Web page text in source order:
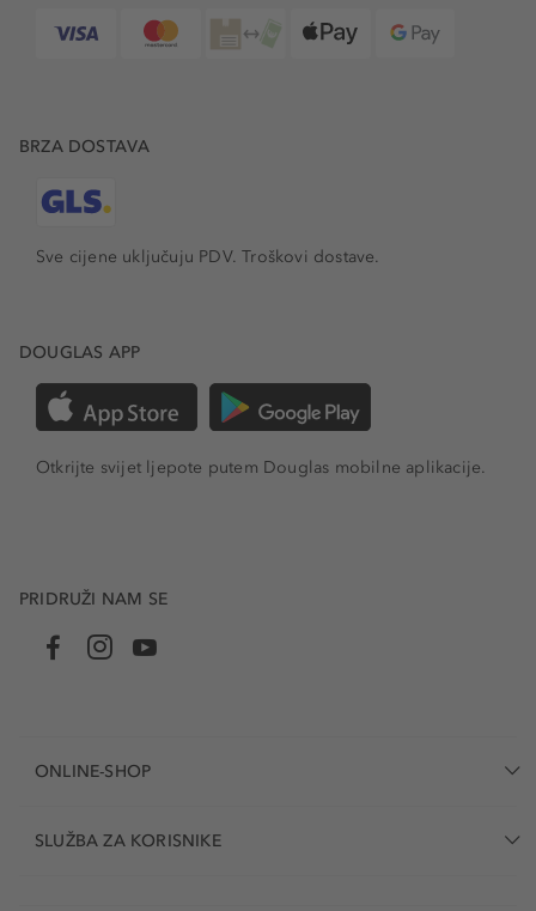
BRZA DOSTAVA
Sve cijene uključuju PDV.Troškovi dostave.
DOUGLAS APP
Otkrijte svijet ljepote putem Douglas mobilne aplikacije.
PRIDRUŽI NAM SE
ONLINE-SHOP
SLUŽBA ZA KORISNIKE